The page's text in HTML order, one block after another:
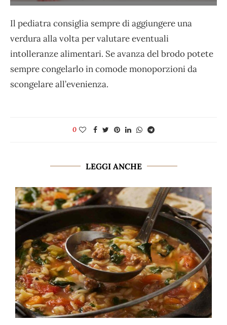
Il pediatra consiglia sempre di aggiungere una
verdura alla volta per valutare eventuali
intolleranze alimentari. Se avanza del brodo potete
sempre congelarlo in comode monoporzioni da
scongelare all’evenienza.
0
LEGGI ANCHE